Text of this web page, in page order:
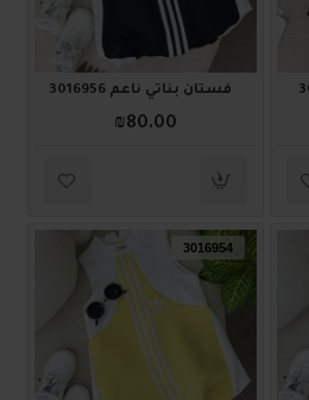
فستان بناتي ناعم 3016956
₪80.00
3016954